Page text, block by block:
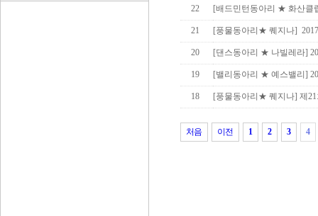
22 [배드민턴동아리 ★ 화산클
21 [풍물동아리★ 퀘지나]
20 [댄스동아리 ★ 나빌레라]
19 [밸리동아리 ★ 예스밸리]
18 [풍물동아리★ 퀘지나] 제21
처음 이전 1 2 3 4